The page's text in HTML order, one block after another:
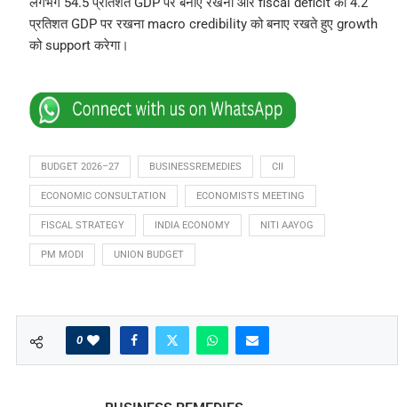
प्रतिशत GDP पर रखना macro credibility को बनाए रखते हुए growth
को support करेगा।
BUDGET 2026–27 BUSINESSREMEDIES CII
ECONOMIC CONSULTATION ECONOMISTS MEETING
FISCAL STRATEGY INDIA ECONOMY NITI AAYOG
PM MODI UNION BUDGET
0